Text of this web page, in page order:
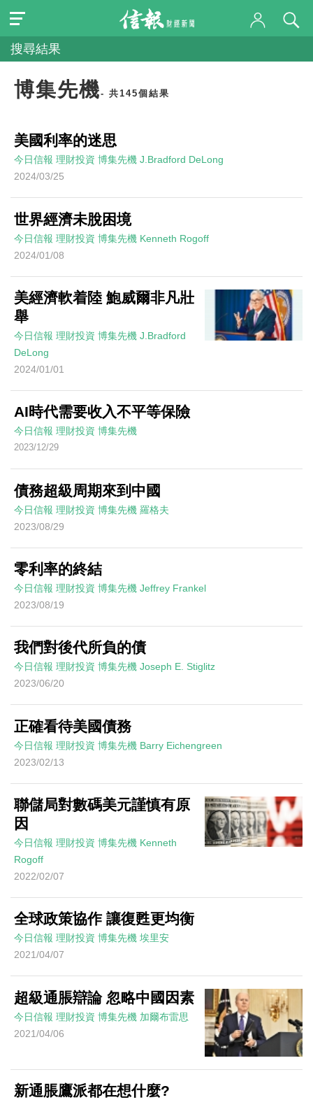
搜尋結果
博集先機- 共145個結果
美國利率的迷思
今日信報 理財投資 博集先機 J.Bradford DeLong
2024/03/25
世界經濟未脫困境
今日信報 理財投資 博集先機 Kenneth Rogoff
2024/01/08
美經濟軟着陸 鮑威爾非凡壯
舉
今日信報 理財投資 博集先機 J.Bradford
DeLong
2024/01/01
AI時代需要收入不平等保險
今日信報 理財投資 博集先機
2023/12/29
債務超級周期來到中國
今日信報 理財投資 博集先機 羅格夫
2023/08/29
零利率的終結
今日信報 理財投資 博集先機 Jeffrey Frankel
2023/08/19
我們對後代所負的債
今日信報 理財投資 博集先機 Joseph E. Stiglitz
2023/06/20
正確看待美國債務
今日信報 理財投資 博集先機 Barry Eichengreen
2023/02/13
聯儲局對數碼美元謹慎有原
因
今日信報 理財投資 博集先機 Kenneth
Rogoff
2022/02/07
全球政策協作 讓復甦更均衡
今日信報 理財投資 博集先機 埃里安
2021/04/07
超級通脹辯論 忽略中國因素
今日信報 理財投資 博集先機 加爾布雷思
2021/04/06
新通脹鷹派都在想什麼?